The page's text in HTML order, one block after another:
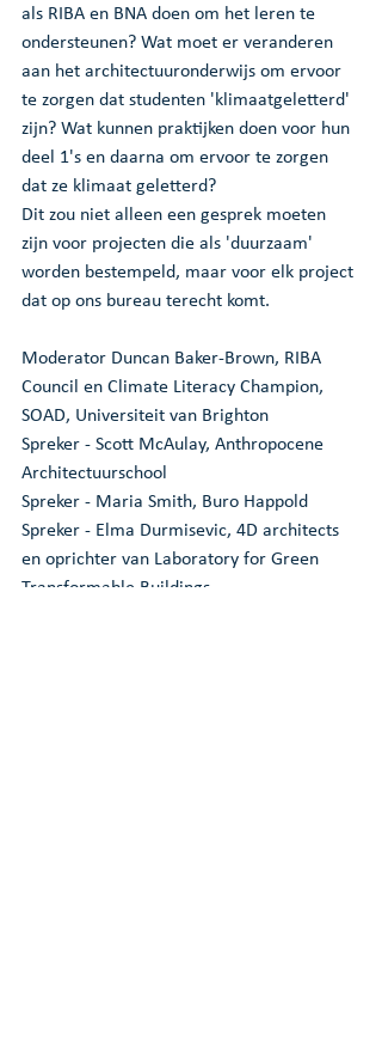
als RIBA en BNA doen om het leren te
ondersteunen? Wat moet er veranderen
aan het architectuuronderwijs om ervoor
te zorgen dat studenten 'klimaatgeletterd'
zijn? Wat kunnen praktijken doen voor hun
deel 1's en daarna om ervoor te zorgen
dat ze klimaat geletterd?
Dit zou niet alleen een gesprek moeten
zijn voor projecten die als 'duurzaam'
worden bestempeld, maar voor elk project
dat op ons bureau terecht komt.
Moderator Duncan Baker-Brown, RIBA
Council en Climate Literacy Champion,
SOAD, Universiteit van Brighton
Spreker - Scott McAulay, Anthropocene
Architectuurschool
Spreker - Maria Smith, Buro Happold
Spreker - Elma Durmisevic, 4D architects
en oprichter van Laboratory for Green
Transformable Buildings